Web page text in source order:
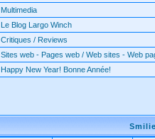
Multimedia
Le Blog Largo Winch
Critiques / Reviews
Sites web - Pages web / Web sites - Web
Happy New Year! Bonne Année!